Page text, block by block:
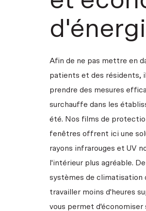
Afin de ne pas mettre en
patients et des résidents,
prendre des mesures
surchauffe dans les
été. Nos films de
fenêtres offrent ici une
rayons infrarouges et UV
l'intérieur plus agréable.
systèmes de climatisation
travailler moins d'heures
vous permet